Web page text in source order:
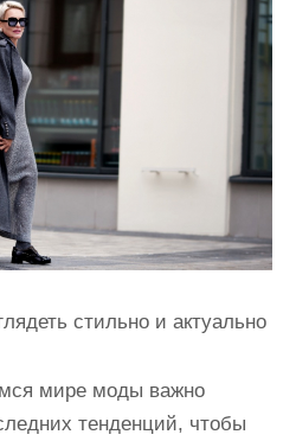
стильно и актуально
мире моды важно
тенденций, чтобы